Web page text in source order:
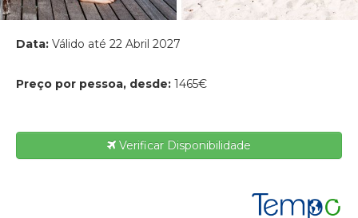
Data: Válido até 22 Abril 2027
Preço por pessoa, desde: 1465€
Verificar Disponibilidade